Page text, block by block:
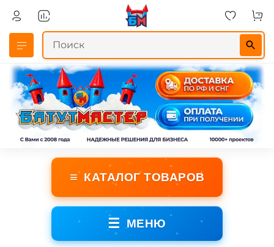
≡ КАТАЛОГ ТОВАРОВ
☰ МЕНЮ